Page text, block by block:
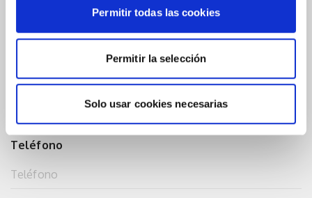
Permitir todas las cookies
Permitir la selección
Solo usar cookies necesarias
Nombre (Requerido)
Email (Requerido)
Teléfono